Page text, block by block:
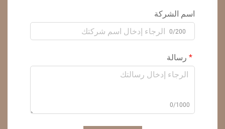
اسم الشركة
0/200
رسالة
0/1000